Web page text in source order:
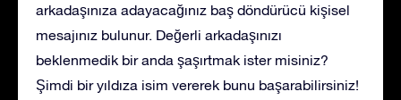
arkadaşınıza adayacağınız baş döndürücü kişisel
mesajınız bulunur. Değerli arkadaşınızı
beklenmedik bir anda şaşırtmak ister misiniz?
Şimdi bir yıldıza isim vererek bunu başarabilirsiniz!